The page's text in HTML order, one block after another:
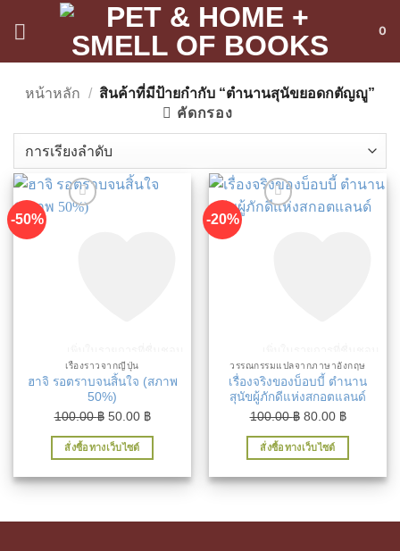
0
หน้าหลัก / สินค้าที่มีป้ายกำกับ “ตำนานสุนัขยอดกตัญญู”
คัดกรอง
-50%
เรื่องราวจากญี่ปุ่น
ฮาจิ รอตราบจนสิ้นใจ (สภาพ
50%)
100.00฿ Original
price
was:
50.00 ฿Current
price
สั่งซื้อทางเว็บไซต์
-20%
วรรณกรรมแปลจากภาษาอังกฤษ
เรื่องจริงของบ็อบบี้ ตำนาน
สุนัขผู้ภักดีแห่งสกอตแลนด์
100.00฿ Original
price
was:
80.00 ฿Current
price
สั่งซื้อทางเว็บไซต์